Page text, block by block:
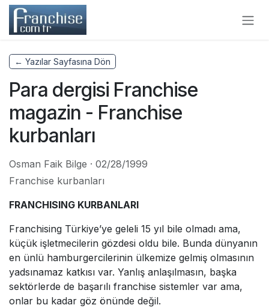
Skip to Content
← Yazılar Sayfasına Dön
Para dergisi Franchise
magazin - Franchise
kurbanları
Osman Faik Bilge · 02/28/1999
Franchise kurbanları
FRANCHISING KURBANLARI
Franchising Türkiye’ye geleli 15 yıl bile olmadı ama,
küçük işletmecilerin gözdesi oldu bile. Bunda dünyanın
en ünlü hamburgercilerinin ülkemize gelmiş olmasının
yadsınamaz katkısı var. Yanlış anlaşılmasın, başka
sektörlerde de başarılı franchise sistemler var ama,
onlar bu kadar göz önünde değil.